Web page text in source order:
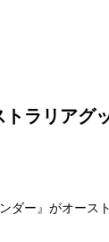
トラリアグ
ダー』がオース